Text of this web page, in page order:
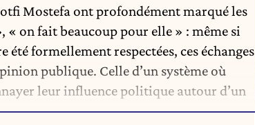
Mostefaont profondément marqué les
« on fait beaucoup pour elle » : même si
formellement respectées, ces échanges
publique. Celle d’un système où
leur influence politique autour d’un